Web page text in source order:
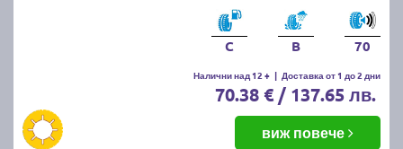
C B 70
Налични над 12 + | Доставка от 1 до 2 дни
70.38 € / 137.65 лв.
виж повече